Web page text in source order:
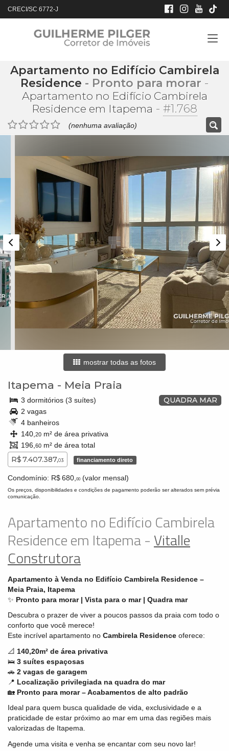
CRECI/SC 6772-J
Apartamento no Edifício Cambirela
Residence - Pronto para morar -
Apartamento no Edifício Cambirela
Residence em Itapema - #1.768
(nenhuma avaliação)
mostrar todas as fotos
Itapema - Meia Praia
QUADRA MAR
3 dormitórios (3 suítes)
2 vagas
4 banheiros
140, 20 m² de área privativa
196, 60 m² de área total
R$ 7.407.387,03 financiamento direto
Condomínio: R$ 680, 00 (valor mensal)
Os preços, disponibilidades e condições de pagamento poderão ser alterados sem prévia
comunicação.
Apartamento no Edifício Cambirela
Residence em Itapema - Vitalle
Construtora
Apartamento à Venda no Edifício Cambirela Residence –
Meia Praia, Itapema
✨ Pronto para morar | Vista para o mar | Quadra mar
Descubra o prazer de viver a poucos passos da praia com todo o
conforto que você merece!
Este incrível apartamento no Cambirela Residence oferece:
📐 140,20m² de área privativa
🛌 3 suítes espaçosas
🚗 2 vagas de garagem
📍 Localização privilegiada na quadra do mar
🏡 Pronto para morar – Acabamentos de alto padrão
Ideal para quem busca qualidade de vida, exclusividade e a
praticidade de estar próximo ao mar em uma das regiões mais
valorizadas de Itapema.
Agende uma visita e venha se encantar com seu novo lar!